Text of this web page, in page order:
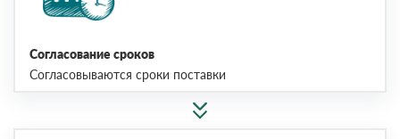
Согласование сроков
Согласовываются сроки поставки